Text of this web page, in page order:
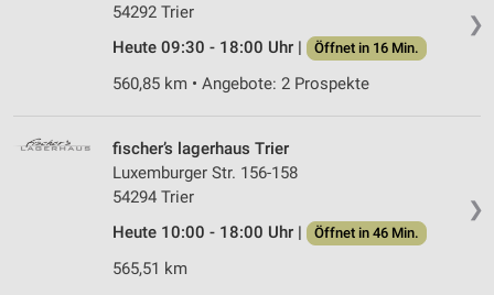
❯
54292 Trier
Heute 09:30 - 18:00 Uhr |
Öffnet in 16 Min.
560,85 km • Angebote: 2 Prospekte
❯
fischer’s lagerhaus Trier
Luxemburger Str. 156-158
54294 Trier
Heute 10:00 - 18:00 Uhr |
Öffnet in 46 Min.
565,51 km